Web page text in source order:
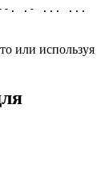
. .- ... ...
или используя